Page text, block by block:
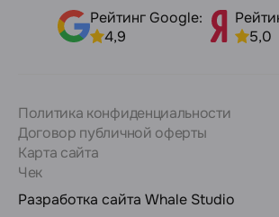
Рейтинг Google:
4,9
5,0
Политика конфиденциальности
Договор публичной оферты
Карта сайта
Чек
Разработка сайта Whale Studio